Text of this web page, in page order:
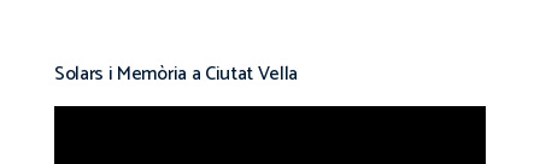
Solars i Memòria a Ciutat Vella